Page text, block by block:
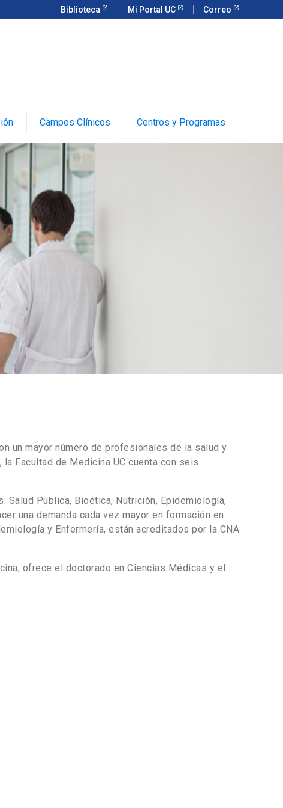
Biblioteca Mi Portal UC Correo
Campos Clínicos Centros y Programas
un mayor número de profesionales de la salud y
Facultad de Medicina UC cuenta con seis
Salud Pública, Bioética, Nutrición, Epidemiología,
una demanda cada vez mayor en formación en
y Enfermería, están acreditados por la CNA
ofrece el doctorado en Ciencias Médicas y el